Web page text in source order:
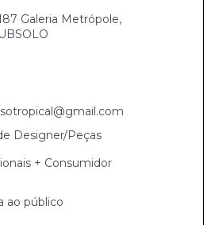
Galeria Metrópole,
Designer/Peças
+ Consumidor
ao público